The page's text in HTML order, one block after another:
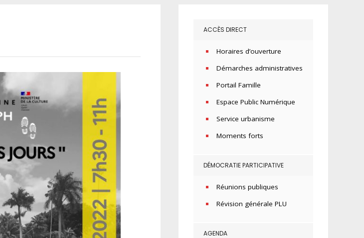
ACCÈS DIRECT
Horaires d’ouverture
Démarches administratives
Portail Famille
Espace Public Numérique
Service urbanisme
Moments forts
DÉMOCRATIE PARTICIPATIVE
Réunions publiques
Révision générale PLU
AGENDA